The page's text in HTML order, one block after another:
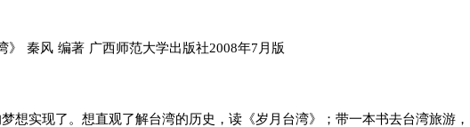
》 秦风 编著 广西师范大学出版社2008年7月版
想实现了。想直观了解台湾的历史，读《岁月台湾》；带一本书去台湾旅游，